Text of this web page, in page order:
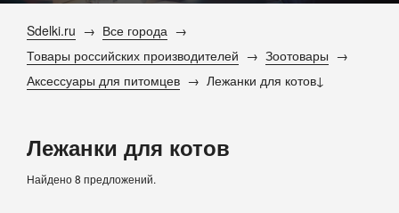
Sdelki.ru
Все города
Товары российских производителей
Зоотовары
Аксессуары для питомцев
Лежанки для котов
Лежанки для котов
Найдено 8 предложений.